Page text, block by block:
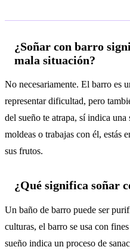
¿Soñar con barro
mala situación?
No necesariamente. El barro es
representar dificultad, pero
del sueño te atrapa, sí indica
moldeas o trabajas con él, estás
sus frutos.
¿Qué significa soñar
Un baño de barro puede ser
culturas, el barro se usa con
sueño indica un proceso de